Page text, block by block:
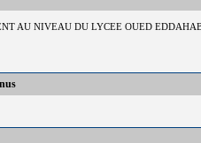
AU NIVEAU DU LYCEE OUED